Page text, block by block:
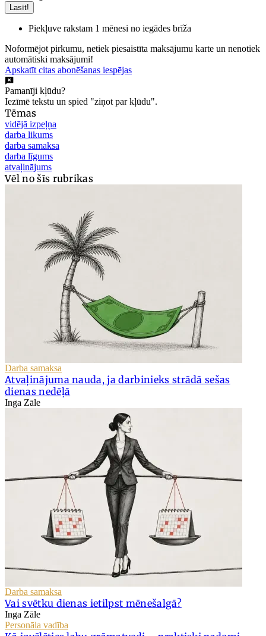
Lasīt!
Piekļuve rakstam 1 mēnesi no iegādes brīža
Noformējot pirkumu, netiek piesaistīta maksājumu karte un nenotiek
automātiski maksājumi!
Apskatīt citas abonēšanas iespējas
Pamanīji kļūdu?
Iezīmē tekstu un spied "ziņot par kļūdu".
Tēmas
vidējā izpeļņa
darba likums
darba samaksa
darba līgums
atvaļinājums
Vēl no šīs rubrikas
Darba samaksa
Atvaļinājuma nauda, ja darbinieks strādā sešas
dienas nedēļā
Inga Zāle
Darba samaksa
Vai svētku dienas ietilpst mēnešalgā?
Inga Zāle
Personāla vadība